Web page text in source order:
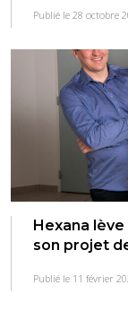
Publié le 28 octobre
Hexana
son projet
Publié le 11 février